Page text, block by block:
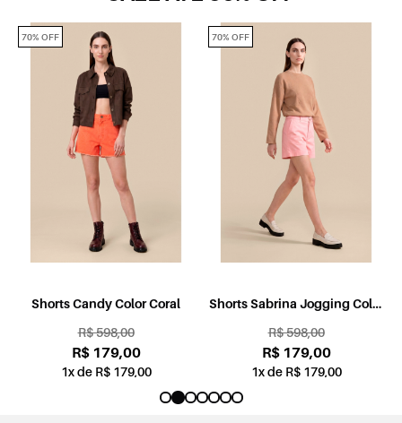
Shorts Candy Color Coral
R$ 598,00
R$ 179,00
1x de R$ 179,00
70% OFF
Shorts Sabrina Jogging Color
R$ 598,00
R$ 179,00
1x de R$ 179,00
70% OFF